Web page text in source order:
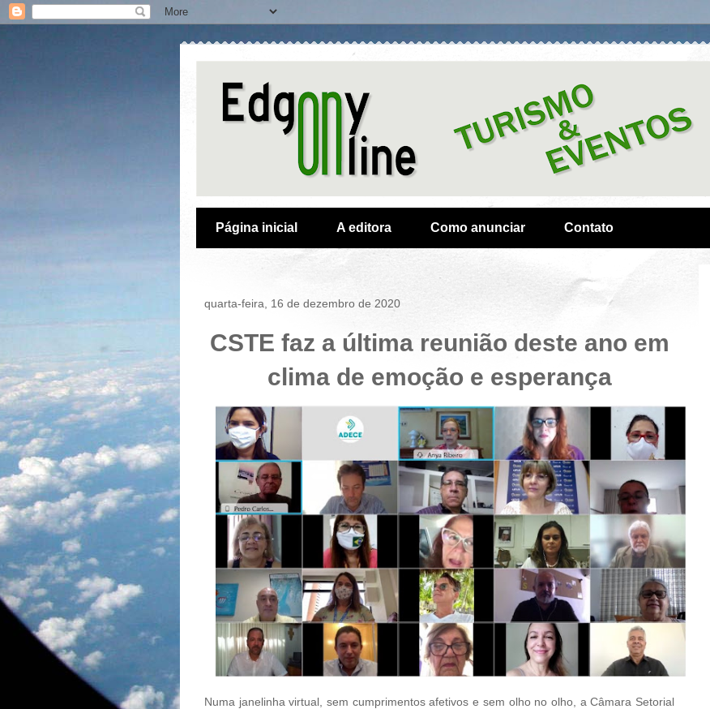
Página inicial A editora Como anunciar Contato
quarta-feira, 16 de dezembro de 2020
CSTE faz a última reunião deste ano em
clima de emoção e esperança
Numa janelinha virtual, sem cumprimentos afetivos e sem olho no olho, a Câmara Setorial